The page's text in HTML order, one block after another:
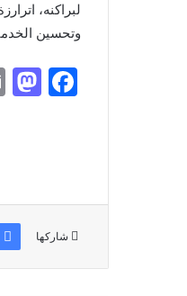
لبراكنه،
وتحسين
F
b
o
o
شاركها